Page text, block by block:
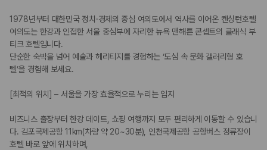
제주렌트카 가격비교 주요 링크
제주도 렌트카 실시간 최저가 가격비교
제주 렌트카 예약
국내 렌트카 가격비교
해외 렌트카 가격비교
1978년부터 대한민국 정치·경제의 중심 여의도에서 역사를 이어온 켄싱턴호텔
여의도는 한강과 인접한 서울 중심부에 자리한 뉴욕 맨해튼 콘셉트의 클래식 부
티크 호텔입니다.
단순한 숙박을 넘어 예술과 헤리티지를 경험하는 ‘도심 속 문화 갤러리형 호
텔’을 경험해 보세요.
[최적의 위치] – 서울을 가장 효율적으로 누리는 입지
비즈니스 출장부터 한강 데이트, 쇼핑 여행까지 모두 편리하게 이동할 수 있습니
다. 김포국제공항 11km(차량 약 20~30분), 인천국제공항 공항버스 정류장이
호텔 바로 앞에 위치하며,